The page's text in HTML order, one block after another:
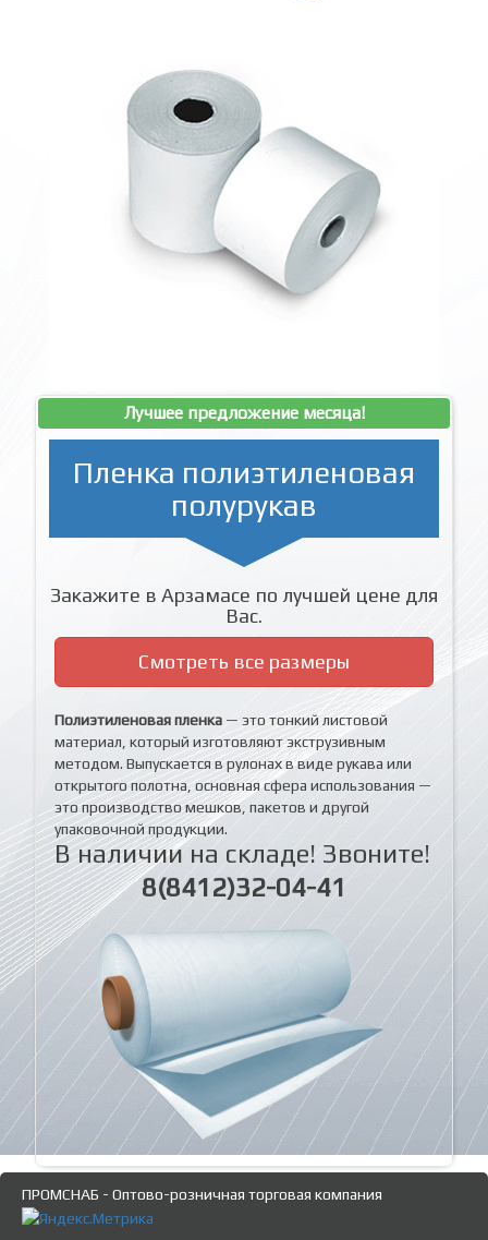
Лучшее предложение месяца!
Пленка полиэтиленовая
полурукав
Закажите в Арзамасе по лучшей цене для
Вас.
Смотреть все размеры
Полиэтиленовая пленка — это тонкий листовой
материал, который изготовляют экструзивным
методом. Выпускается в рулонах в виде рукава или
открытого полотна, основная сфера использования —
это производство мешков, пакетов и другой
упаковочной продукции.
В наличии на складе! Звоните!
8(8412)32-04-41
ПРОМСНАБ - Оптово-розничная торговая компания